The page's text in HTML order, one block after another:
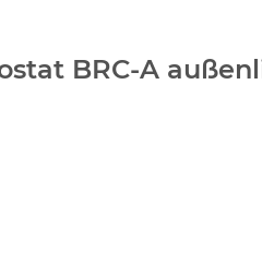
BRC-A